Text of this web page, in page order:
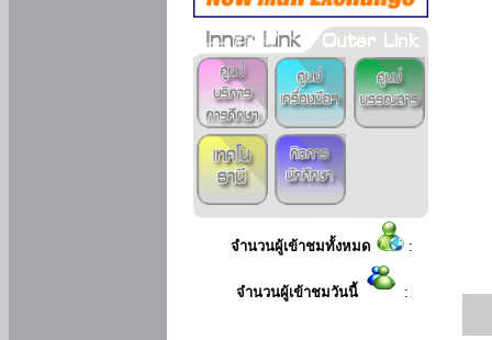
จำนวนผู้เข้าชมทั้งหมด :
จำนวนผู้เข้าชมวันนี้ :